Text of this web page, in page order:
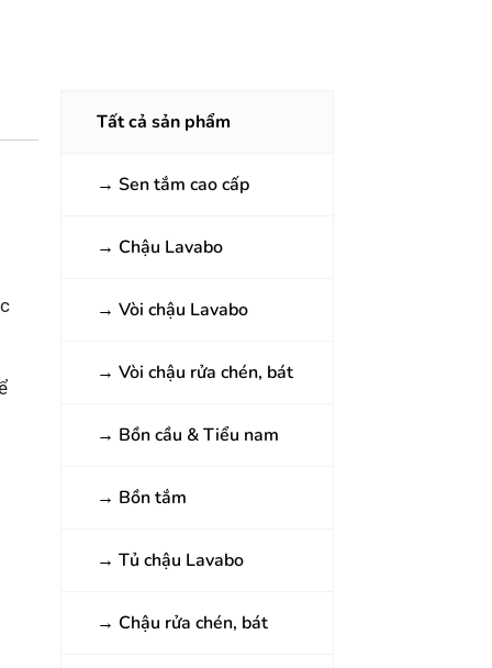
Tất cả sản phẩm
→ Sen tắm cao cấp
→ Chậu Lavabo
→ Vòi chậu Lavabo
→ Vòi chậu rửa chén, bát
→ Bồn cầu & Tiểu nam
→ Bồn tắm
→ Tủ chậu Lavabo
→ Chậu rửa chén, bát